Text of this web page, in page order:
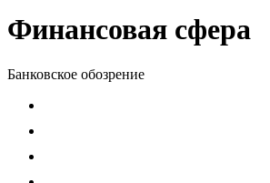
Финансовая сфера
Банковское обозрение